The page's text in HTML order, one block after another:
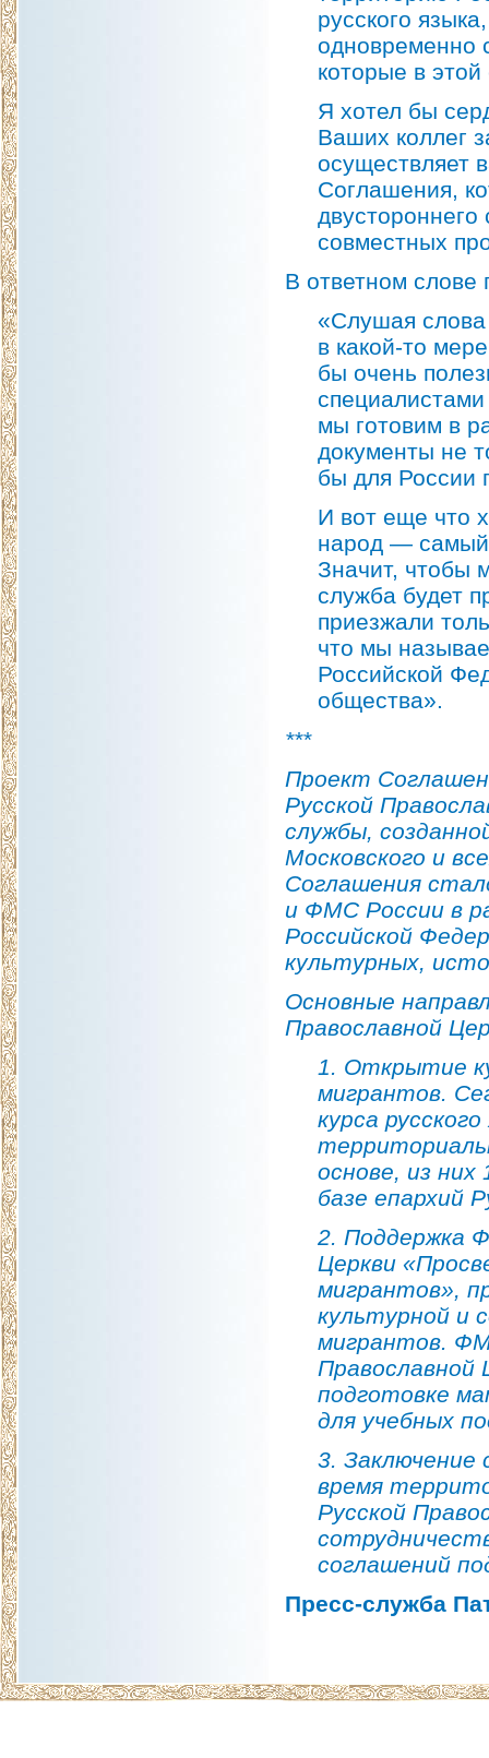
русского
одновременно
которые в
Я хотел бы
Ваших коллег
осуществляет
Соглашения,
совместных
В ответном слове
«Слушая
в какой-то
бы очень
мы готовим в
документы не
бы для России
И вот еще что
народ — самый
Значит, чтобы
служба будет
приезжали
что мы
Российской
общества».
***
Проект
Русской
службы,
Московского и
Соглашения
и ФМС России в
Российской
культурных,
Основные
Православной
1. Открытие
мигрантов.
курса
основе, из них
базе епархий
2. Поддержка
Церкви
мигрантов»,
культурной и
мигрантов.
Православной
подготовке
для учебных
3. Заключение
время
Русской
соглашений
Пресс-служба